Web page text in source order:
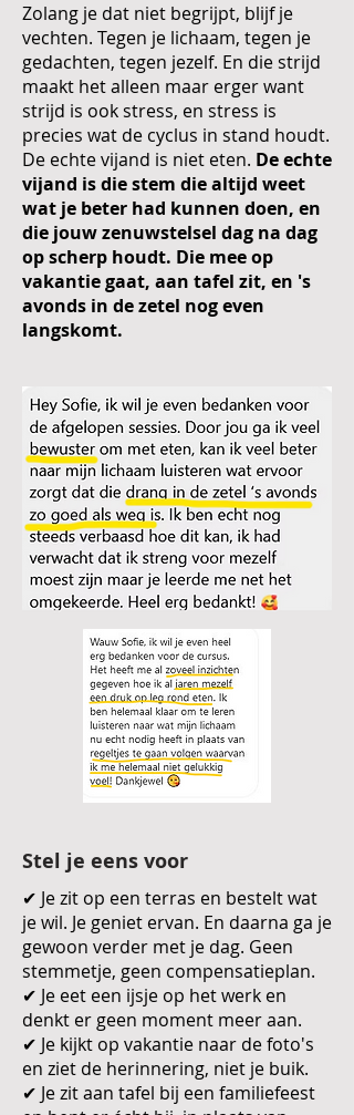
Zolang je dat niet begrijpt, blijf je
vechten. Tegen je lichaam, tegen je
gedachten, tegen jezelf. En die strijd
maakt het alleen maar erger want
strijd is ook stress, en stress is
precies wat de cyclus in stand houdt.
De echte vijand is niet eten. De echte
vijand is die stem die altijd weet
wat je beter had kunnen doen, en
die jouw zenuwstelsel dag na dag
op scherp houdt. Die mee op
vakantie gaat, aan tafel zit, en 's
avonds in de zetel nog even
langskomt.
Stel je eens voor
✔ Je zit op een terras en bestelt wat
je wil. Je geniet ervan. En daarna ga je
gewoon verder met je dag. Geen
stemmetje, geen compensatieplan.
✔ Je eet een ijsje op het werk en
denkt er geen moment meer aan.
✔ Je kijkt op vakantie naar de foto's
en ziet de herinnering, niet je buik.
✔ Je zit aan tafel bij een familiefeest